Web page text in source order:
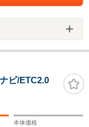
ビ/ETC2.0
本体価格